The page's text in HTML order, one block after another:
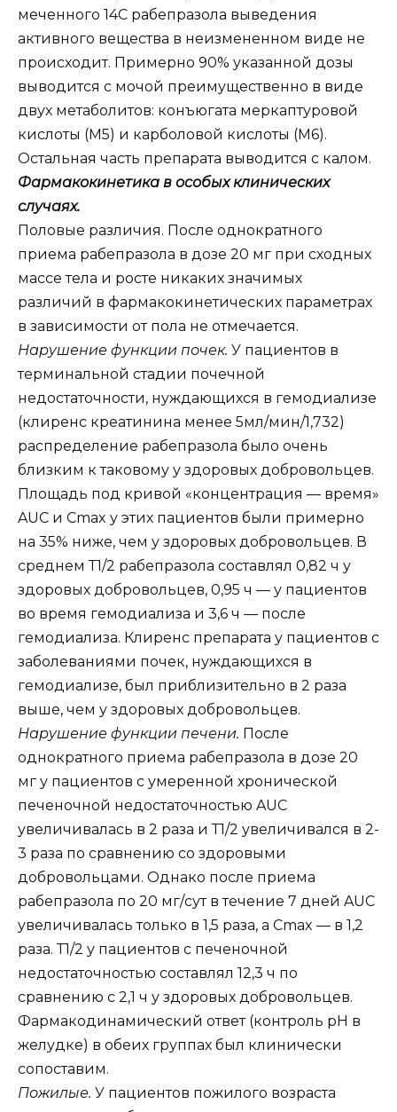
меченного 14С рабепразола выведения
активного вещества в неизмененном виде не
происходит. Примерно 90% указанной дозы
выводится с мочой преимущественно в виде
двух метаболитов: конъюгата меркаптуровой
кислоты (М5) и карболовой кислоты (М6).
Остальная часть препарата выводится с калом.
Фармакокинетика в особых клинических
случаях.
Половые различия. После однократного
приема рабепразола в дозе 20 мг при сходных
массе тела и росте никаких значимых
различий в фармакокинетических параметрах
в зависимости от пола не отмечается.
Нарушение функции почек. У пациентов в
терминальной стадии почечной
недостаточности, нуждающихся в гемодиализе
(клиренс креатинина менее 5мл/мин/1,732)
распределение рабепразола было очень
близким к таковому у здоровых добровольцев.
Площадь под кривой «концентрация — время»
AUC и Сmax у этих пациентов были примерно
на 35% ниже, чем у здоровых добровольцев. В
среднем Т1/2 рабепразола составлял 0,82 ч у
здоровых добровольцев, 0,95 ч — у пациентов
во время гемодиализа и 3,6 ч — после
гемодиализа. Клиренс препарата у пациентов с
заболеваниями почек, нуждающихся в
гемодиализе, был приблизительно в 2 раза
выше, чем у здоровых добровольцев.
Нарушение функции печени. После
однократного приема рабепразола в дозе 20
мг у пациентов с умеренной хронической
печеночной недостаточностью AUC
увеличивалась в 2 раза и Т1/2 увеличивался в 2-
3 раза по сравнению со здоровыми
добровольцами. Однако после приема
рабепразола по 20 мг/сут в течение 7 дней AUC
увеличивалась только в 1,5 раза, а Cmax — в 1,2
раза. Т1/2 у пациентов с печеночной
недостаточностью составлял 12,3 ч по
сравнению с 2,1 ч у здоровых добровольцев.
Фармакодинамический ответ (контроль рН в
желудке) в обеих группах был клинически
сопоставим.
Пожилые. У пациентов пожилого возраста